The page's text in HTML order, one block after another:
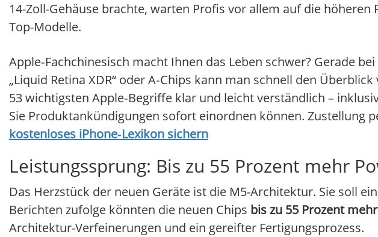
14-Zoll-Gehäuse brachte, warten Profis vor allem auf die
Top-Modelle.
Apple‑Fachchinesisch macht Ihnen das Leben schwer? Gerade
„Liquid Retina XDR“ oder A‑Chips kann man schnell den
53 wichtigsten Apple‑Begriffe klar und leicht verständlich –
Sie Produktankündigungen sofort einordnen können. Zustellung
kostenloses iPhone‑Lexikon sichern
Leistungssprung: Bis zu 55 Prozent mehr
Das Herzstück der neuen Geräte ist die M5-Architektur. Sie soll
Berichten zufolge könnten die neuen Chips bis zu 55 Prozent
Architektur-Verfeinerungen und ein gereifter Fertigungsprozess.